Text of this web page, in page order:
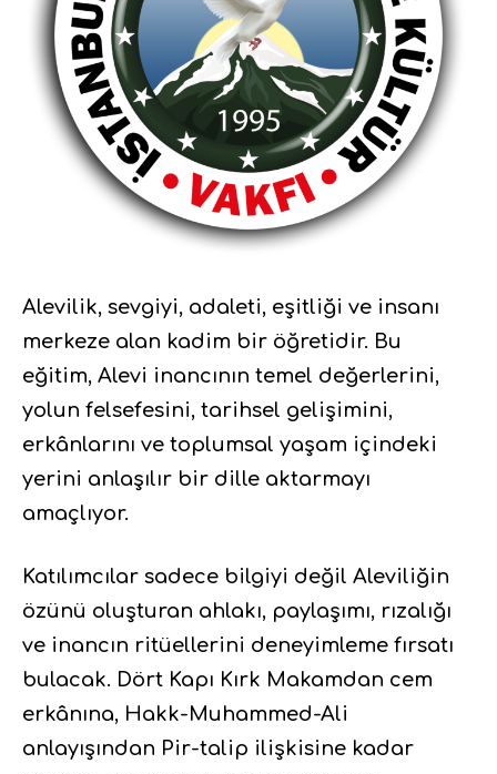
Alevilik, sevgiyi, adaleti, eşitliği ve insanı
merkeze alan kadim bir öğretidir. Bu
eğitim, Alevi inancının temel değerlerini,
yolun felsefesini, tarihsel gelişimini,
erkânlarını ve toplumsal yaşam içindeki
yerini anlaşılır bir dille aktarmayı
amaçlıyor.
Katılımcılar sadece bilgiyi değil Aleviliğin
özünü oluşturan ahlakı, paylaşımı, rızalığı
ve inancın ritüellerini deneyimleme fırsatı
bulacak. Dört Kapı Kırk Makamdan cem
erkânına, Hakk-Muhammed-Ali
anlayışından Pir-talip ilişkisine kadar